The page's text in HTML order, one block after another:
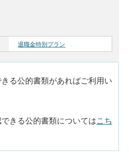
退職金特別プラン
る公的書類があればご利用い
きる公的書類についてはこち